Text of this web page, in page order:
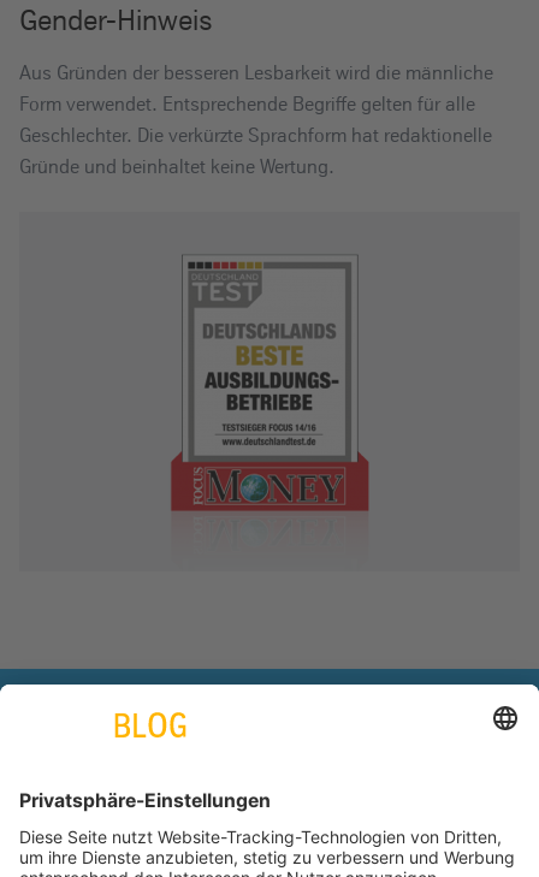
Gender-Hinweis
Aus Gründen der besseren Lesbarkeit wird die männliche
Form verwendet. Entsprechende Begriffe gelten für alle
Geschlechter. Die verkürzte Sprachform hat redaktionelle
Gründe und beinhaltet keine Wertung.